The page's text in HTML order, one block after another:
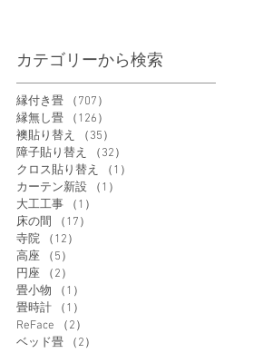
カテゴリーから検索
縁付き畳 （707）
縁無し畳
（126）
襖貼り替え
（35）
障子貼り替え
（32）
クロス貼り替え
（1）
カーテン新設
（1）
大工工事
（1）
床の間
（17）
寺院
（12）
高座
（5）
円座
（2）
畳小物
（1）
畳時計
（1）
ReFace
（2）
ベッド畳
（2）